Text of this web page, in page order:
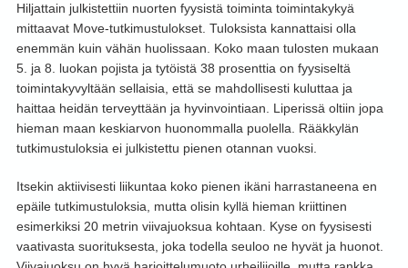
Hiljattain julkistettiin nuorten fyysistä toiminta toimintakykyä
mittaavat Move-tutkimustulokset. Tuloksista kannattaisi olla
enemmän kuin vähän huolissaan. Koko maan tulosten mukaan
5. ja 8. luokan pojista ja tytöistä 38 prosenttia on fyysiseltä
toimintakyvyltään sellaisia, että se mahdollisesti kuluttaa ja
haittaa heidän terveyttään ja hyvinvointiaan. Liperissä oltiin jopa
hieman maan keskiarvon huonommalla puolella. Rääkkylän
tutkimustuloksia ei julkistettu pienen otannan vuoksi.
Itsekin aktiivisesti liikuntaa koko pienen ikäni harrastaneena en
epäile tutkimustuloksia, mutta olisin kyllä hieman kriittinen
esimerkiksi 20 metrin viivajuoksua kohtaan. Kyse on fyysisesti
vaativasta suorituksesta, joka todella seuloo ne hyvät ja huonot.